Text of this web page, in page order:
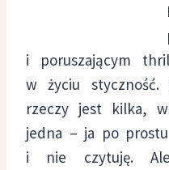
i poruszającym
w życiu styczność.
rzeczy jest kilka,
jedna – ja po
i nie czytuję.